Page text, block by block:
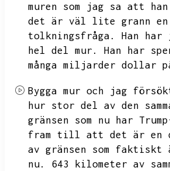
muren som jag sa att
det är väl lite grann en
tolkningsfråga.
Han har
hel del mur.
Han har
många miljarder dollar
Bygga mur och jag
hur stor del av den
gränsen som nu har
fram till att det är en
av gränsen som faktiskt
nu.
643 kilometer av